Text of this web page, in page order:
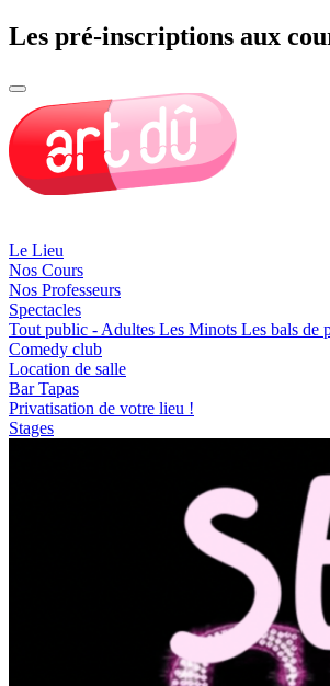
Les pré-inscriptions aux
Le Lieu
Nos Cours
Nos Professeurs
Spectacles
Tout public - Adultes Les Minots Les bals de
Comedy club
Location de salle
Bar Tapas
Privatisation de votre lieu !
Stages